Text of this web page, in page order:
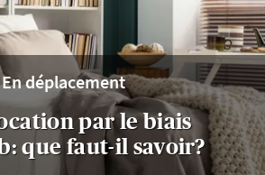
En déplacement
par le biais
que faut-il savoir?